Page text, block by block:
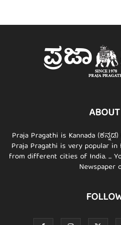
Praja Pragathi is Kannada
Praja Pragathi is very popular
from different cities of India. ...
Newspaper